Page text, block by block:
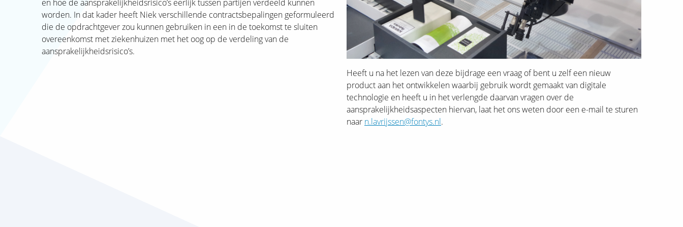
Mediatheek
Sportfaciliteiten
Vragen?
Hogeschool
Open dagen en
proefstuderen
Open dagen
deeltijd
wederzijds
goedvinden
Eenmanszaak of
bv?
Datalek en de AVG
Beëindiging van de
arbeidsovereenkomst
en hoe de aansprakelijkheidsrisico’s eerlijk tussen partijen verdeeld kunnen
worden. In dat kader heeft Niek verschillende contractsbepalingen geformuleerd
die de opdrachtgever zou kunnen gebruiken in een in de toekomst te sluiten
overeenkomst met ziekenhuizen met het oog op de verdeling van de
aansprakelijkheidsrisico’s.
Heeft u na het lezen van deze bijdrage een vraag of bent u zelf een nieuw
product aan het ontwikkelen waarbij gebruik wordt gemaakt van digitale
technologie en heeft u in het verlengde daarvan vragen over de
aansprakelijkheidsaspecten hiervan, laat het ons weten door een e-mail te sturen
naar n.lavrijssen@fontys.nl.